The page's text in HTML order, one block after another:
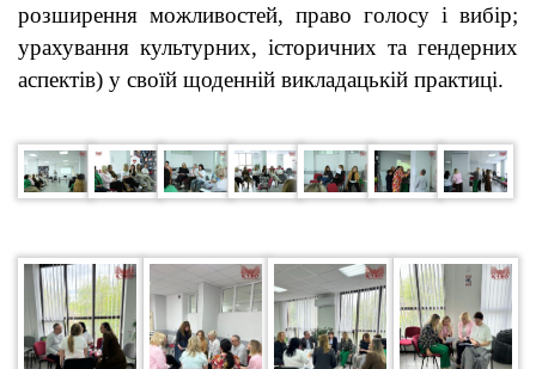
розширення можливостей, право голосу і вибір;
урахування культурних, історичних та гендерних
аспектів) у своїй щоденній викладацькій практиці.